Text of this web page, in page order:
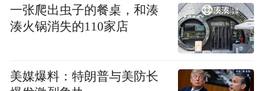
有研究者招募了59人，请他们“喝”了11天咖
连续6天每天摄入2-3杯咖啡的
咖啡因，然后剩下5天减少咖啡因的摄入，并
观察这11天里的各项脱水指标，比如尿量、
一张爬出虫子的餐桌，和湊
湊火锅消失的110家店
美媒爆料：特朗普与美防长